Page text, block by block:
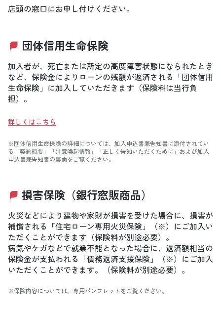
店頭の窓口にお申し付けください。
団体信用生命保険
加入者が、死亡または所定の高度障害状態になられたとき
など、保険金によりローンの残額が返済される「団体信用
生命保険」に加入していただきます（保険料は当行負
担）。
詳しくはこちら
※団体信用生命保険の詳細については、加入申込書兼告知書に添付されてい
る「契約概要」「注意喚起情報」「正しく告知いただくために」および加入
申込書兼告知書の裏面をご覧ください。
損害保険（銀行窓販商品）
火災などにより建物や家財が損害を受けた場合に、損害が
補償される「住宅ローン専用火災保険」（※）にご加入い
ただくことができます（保険料が別途必要）。
病気やケガなどで就業不能となった場合に、返済額相当の
保険金が支払われる「債務返済支援保険」（※）にご加入
いただくことができます。（保険料が別途必要）。
※保険内容については、専用パンフレットをご覧ください。